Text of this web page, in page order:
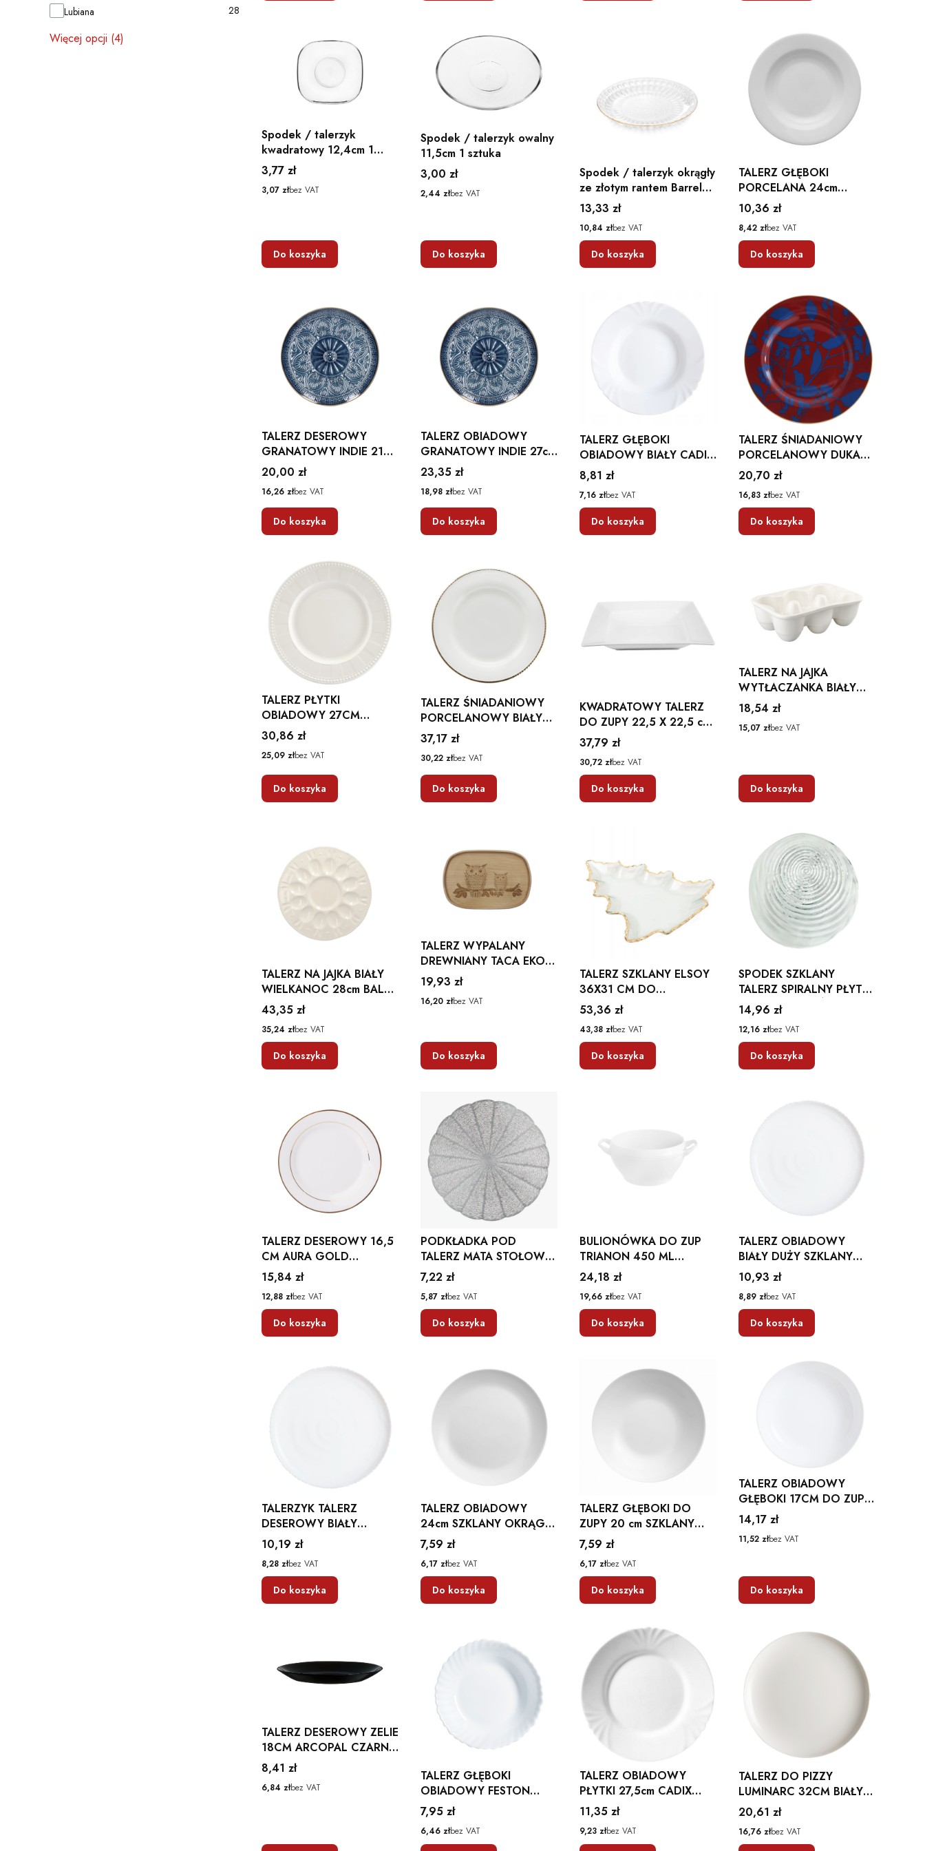
Lubiana 28
Więcej opcji (4)
Spodek / talerzyk
kwadratowy 12,4cm 1
sztuka
Cena
3,77 zł
Cena
3,07 złbez VAT
Do koszyka
Spodek / talerzyk owalny
11,5cm 1 sztuka
Cena
3,00 zł
Cena
2,44 złbez VAT
Do koszyka
Spodek / talerzyk okrągły
ze złotym rantem Barrel
ø15
Cena
13,33 zł
Cena
10,84 złbez VAT
Do koszyka
TALERZ GŁĘBOKI
PORCELANA 24cm
KASZUB LUBIANA BIAŁY
Cena
10,36 zł
Cena
8,42 złbez VAT
Do koszyka
TALERZ DESEROWY
GRANATOWY INDIE 21
cm HOMLA
Cena
20,00 zł
Cena
16,26 złbez VAT
Do koszyka
TALERZ OBIADOWY
GRANATOWY INDIE 27cm
HOMLA
Cena
23,35 zł
Cena
18,98 złbez VAT
Do koszyka
TALERZ GŁĘBOKI
OBIADOWY BIAŁY CADIX
23,8CM LUMINARC
Cena
8,81 zł
Cena
7,16 złbez VAT
Do koszyka
TALERZ ŚNIADANIOWY
PORCELANOWY DUKA
SKADI 20 cm Czerwono
Granatowy
Cena
20,70 zł
Cena
16,83 złbez VAT
Do koszyka
TALERZ PŁYTKI
OBIADOWY 27CM
CERAMIKA BIAŁY DUŻY
Cena
30,86 zł
Cena
25,09 złbez VAT
Do koszyka
TALERZ ŚNIADANIOWY
PORCELANOWY BIAŁY
ZŁOTA LINIA
Cena
37,17 zł
Cena
30,22 złbez VAT
Do koszyka
KWADRATOWY TALERZ
DO ZUPY 22,5 X 22,5 cm
PORTO AMBITION
Cena
37,79 zł
Cena
30,72 złbez VAT
Do koszyka
TALERZ NA JAJKA
WYTŁACZANKA BIAŁY
Cena
18,54 zł
Cena
15,07 złbez VAT
Do koszyka
TALERZ NA JAJKA BIAŁY
WIELKANOC 28cm BALSH
HOMLA
Cena
43,35 zł
Cena
35,24 złbez VAT
Do koszyka
TALERZ WYPALANY
DREWNIANY TACA EKO
25X17 CM
Cena
19,93 zł
Cena
16,20 złbez VAT
Do koszyka
TALERZ SZKLANY ELSOY
36X31 CM DO
SERWOWANIA
PRZEKĄSEK HOMLA
Cena
53,36 zł
Cena
43,38 złbez VAT
Do koszyka
SPODEK SZKLANY
TALERZ SPIRALNY PŁYTKI
ROTOR 12 CM ŚREDNICY
EDWANEX
Cena
14,96 zł
Cena
12,16 złbez VAT
Do koszyka
TALERZ DESEROWY 16,5
CM AURA GOLD
AMBITION
Cena
15,84 zł
Cena
12,88 złbez VAT
Do koszyka
PODKŁADKA POD
TALERZ MATA STOŁOWA
SREBRNA AŻUROWA
GLAMOUR OKRĄGŁA
AMBITION
Cena
7,22 zł
Cena
5,87 złbez VAT
Do koszyka
BULIONÓWKA DO ZUP
TRIANON 450 ML
LUMINARC
Cena
24,18 zł
Cena
19,66 złbez VAT
Do koszyka
TALERZ OBIADOWY
BIAŁY DUŻY SZKLANY
AMMONITE 26 CM
LUMINARC
Cena
10,93 zł
Cena
8,89 złbez VAT
Do koszyka
TALERZYK TALERZ
DESEROWY BIAŁY
SZKLANY AMMONITE 19
CM LUMINARC
Cena
10,19 zł
Cena
8,28 złbez VAT
Do koszyka
TALERZ OBIADOWY
24cm SZKLANY OKRĄGŁY
AMBITION BASIC BIAŁY
Cena
7,59 zł
Cena
6,17 złbez VAT
Do koszyka
TALERZ GŁĘBOKI DO
ZUPY 20 cm SZKLANY
OKRĄGŁY AMBITION
BASIC BIAŁY
Cena
7,59 zł
Cena
6,17 złbez VAT
Do koszyka
TALERZ OBIADOWY
GŁĘBOKI 17CM DO ZUPY
SZKŁO HARTOWANE
GŁADKIE ZMYWARKA
Cena
14,17 zł
Cena
11,52 złbez VAT
Do koszyka
TALERZ DESEROWY ZELIE
18CM ARCOPAL CZARNY
OKRĄGŁY NA CIASTO
Cena
8,41 zł
Cena
6,84 złbez VAT
TALERZ GŁĘBOKI
OBIADOWY FESTON
21CM BIAŁY LUMINARC
Cena
7,95 zł
Cena
6,46 złbez VAT
TALERZ OBIADOWY
PŁYTKI 27,5cm CADIX
BIAŁY LUMINARC
Cena
11,35 zł
Cena
9,23 złbez VAT
TALERZ DO PIZZY
LUMINARC 32CM BIAŁY
DUŻY SZKŁO
Cena
20,61 zł
Cena
16,76 złbez VAT